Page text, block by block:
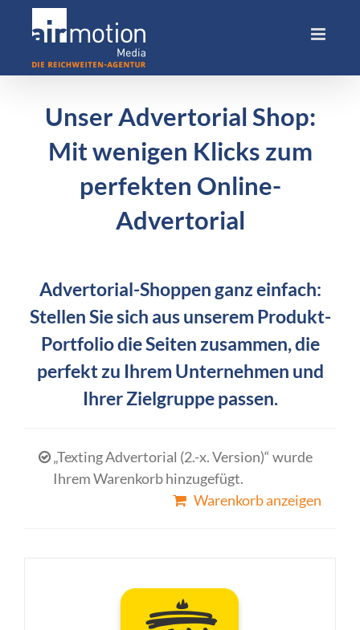
Unser Advertorial Shop:
Mit wenigen Klicks zum
perfekten Online-
Advertorial
Advertorial-Shoppen ganz einfach:
Stellen Sie sich aus unserem Produkt-
Portfolio die Seiten zusammen, die
perfekt zu Ihrem Unternehmen und
Ihrer Zielgruppe passen.
„Texting Advertorial (2.-x. Version)“ wurde
Ihrem Warenkorb hinzugefügt.
Warenkorb anzeigen